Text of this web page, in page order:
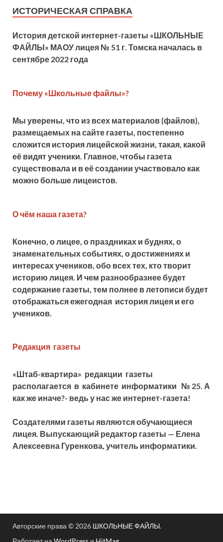
ИСТОРИЧЕСКАЯ СПРАВКА
История детской интернет-газеты «ШКОЛЬНЫЕ
ФАЙЛЫ» МАОУ лицея № 51 г. Томска началась в
сентябре 2022 года
Почему «Школьные файлы»?
Мы уверены, что из всех материалов (файлов),
размещаемых на сайте газеты, постепенно
сложится история лицейской жизни, такая, какой
её видят ученики. Главное, чтобы газета
существовала и в её создании участвовало как
можно больше лицеистов.
О чём наша газета?
Конечно, о лицее, о праздниках и буднях, о
знаменательных событиях, о достижениях и
интересах учеников, обо всех тех, кто творит
историю лицея. И чем разнообразнее будет
содержание газеты, тем полнее в летописи будет
отображаться ежегодная история лицея и его
учеников.
Редакция газеты
«Штаб-квартира» редакции газеты
располагается в кабинете информатики № 25. А
как же иначе?- ведь у нас же интернет-газета!
Создателями газеты являются обучающиеся
лицея. Выпускающий редактор газеты — Елена
Алексеевна Гуренкова, учитель информатики.
Авторские права © 2026 ШКОЛЬНЫЕ ФАЙЛЫ.